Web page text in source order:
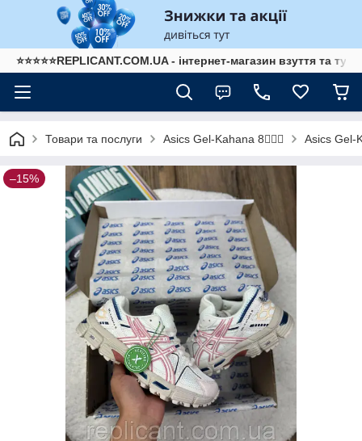
⭐⭐⭐⭐⭐REPLICANT.COM.UA - інтернет-магазин взуття та
Товари та послуги Asics Gel-Kahana 8🏃🏼‍♂️ Asics Gel-
–15%